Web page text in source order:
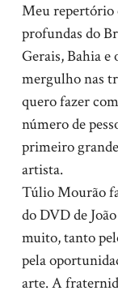
Meu repertório
profundas do
Gerais, Bahia
mergulho nas
quero fazer
número de
primeiro
artista.
Túlio Mourão
do DVD de
muito, tanto
pela
arte. A